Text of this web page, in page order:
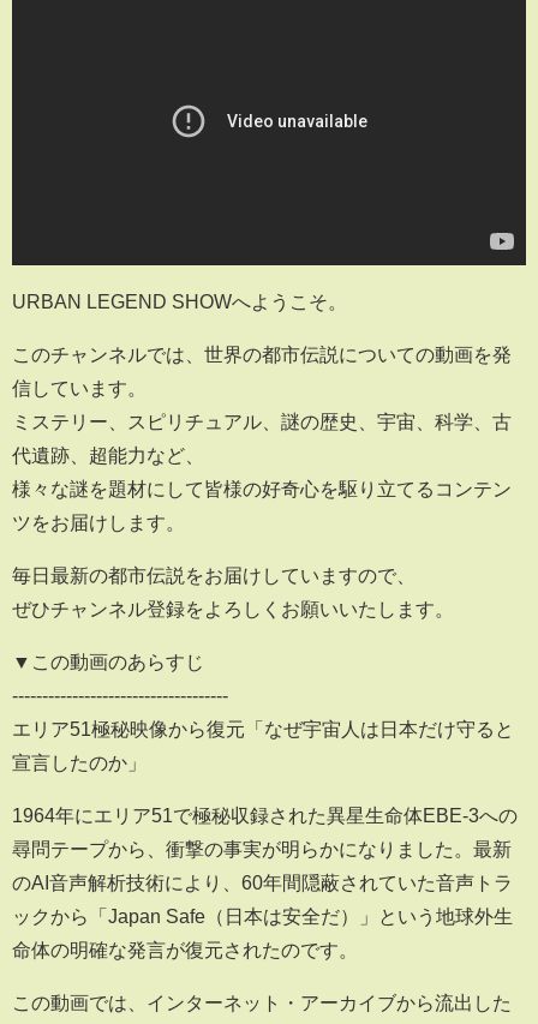
URBAN LEGEND SHOWへようこそ。
このチャンネルでは、世界の都市伝説についての動画を発
信しています。
ミステリー、スピリチュアル、謎の歴史、宇宙、科学、古
代遺跡、超能力など、
様々な謎を題材にして皆様の好奇心を駆り立てるコンテン
ツをお届けします。
毎日最新の都市伝説をお届けしていますので、
ぜひチャンネル登録をよろしくお願いいたします。
▼この動画のあらすじ
------------------------------------
エリア51極秘映像から復元「なぜ宇宙人は日本だけ守ると
宣言したのか」
1964年にエリア51で極秘収録された異星生命体EBE-3への
尋問テープから、衝撃の事実が明らかになりました。最新
のAI音声解析技術により、60年間隠蔽されていた音声トラ
ックから「Japan Safe（日本は安全だ）」という地球外生
命体の明確な発言が復元されたのです。
この動画では、インターネット・アーカイブから流出した